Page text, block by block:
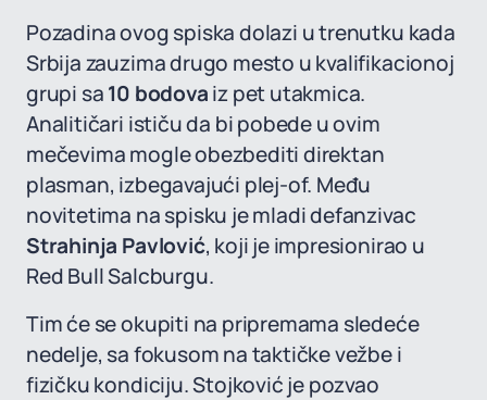
Pozadina ovog spiska dolazi u trenutku kada
Srbija zauzima drugo mesto u kvalifikacionoj
grupi sa10 bodovaiz pet utakmica.
Analitičari ističu da bi pobede u ovim
mečevima mogle obezbediti direktan
plasman, izbegavajući plej-of. Među
novitetima na spisku je mladi defanzivac
Strahinja Pavlović, koji je impresionirao u
Red Bull Salcburgu.
Tim će se okupiti na pripremama sledeće
nedelje, sa fokusom na taktičke vežbe i
fizičku kondiciju. Stojković je pozvao